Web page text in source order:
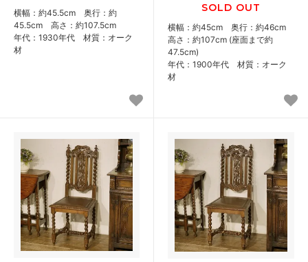
横幅：約45.5cm 奥行：約
45.5cm 高さ：約107.5cm
年代：1930年代 材質：オーク
材
SOLD OUT
横幅：約45cm 奥行：約46cm
高さ：約107cm (座面まで約
47.5cm)
年代：1900年代 材質：オーク
材